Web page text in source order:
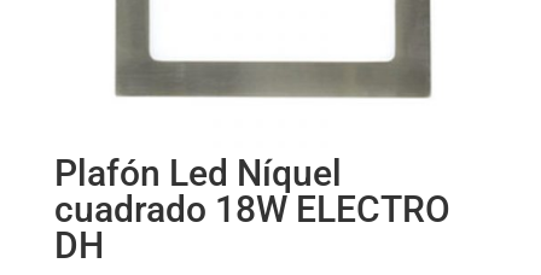
Plafón Led Níquel
cuadrado 18W ELECTRO
DH